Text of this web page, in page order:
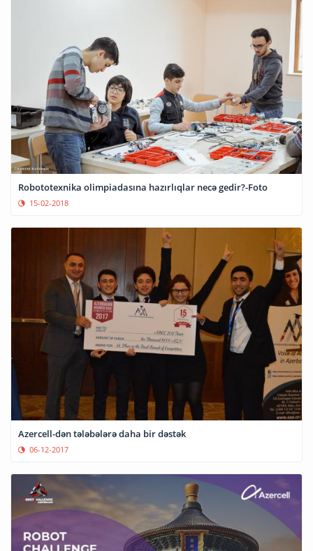
Robototexnika olimpiadasına hazırlıqlar necə gedir?-Foto
15-02-2018
Azercell-dən tələbələrə daha bir dəstək
06-12-2017